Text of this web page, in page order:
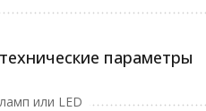
параметры
или LED